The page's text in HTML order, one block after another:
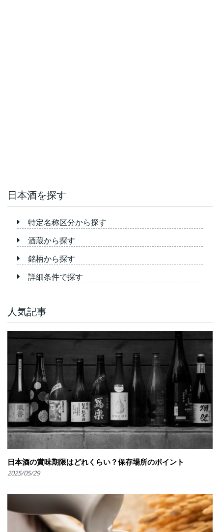
日本酒を探す
特定名称区分から探す
酒蔵から探す
銘柄から探す
詳細条件で探す
人気記事
日本酒の賞味期限はどれくらい？保存場所のポイント
2025/05/29